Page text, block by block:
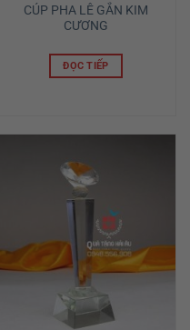
CÚP PHA LÊ GẮN KIM
CƯƠNG
ĐỌC TIẾP